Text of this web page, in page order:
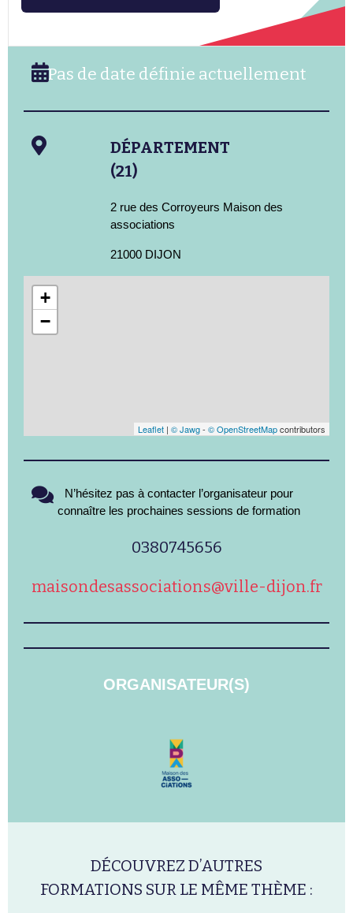
Pas de date définie actuellement
DÉPARTEMENT
(21)
2 rue des Corroyeurs Maison des
associations
21000 DIJON
+
−
Leaflet | © Jawg- © OpenStreetMapcontributors
N’hésitez pas à contacter l’organisateur pour
connaître les prochaines sessions de formation
0380745656
maisondesassociations@ville-dijon.fr
ORGANISATEUR(S)
DÉCOUVREZ D’AUTRES
FORMATIONS SUR LE MÊME THÈME :